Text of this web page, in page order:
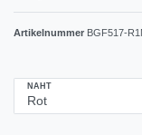
Artikelnummer BGF517-
NAHT